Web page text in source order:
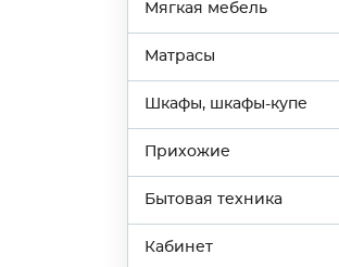
Мягкая мебель
Матрасы
Шкафы, шкафы-купе
Прихожие
Бытовая техника
Кабинет